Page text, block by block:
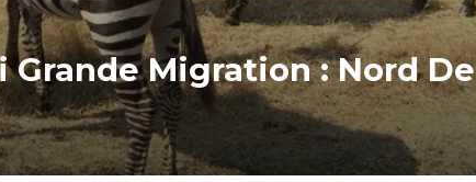
Grande Migration : Nord De